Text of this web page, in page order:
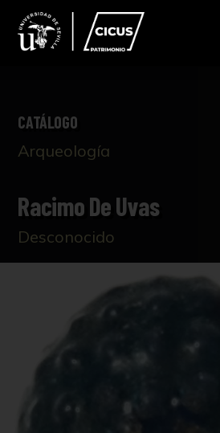
CATÁLOGO
Arqueología
Racimo De Uvas
Desconocido